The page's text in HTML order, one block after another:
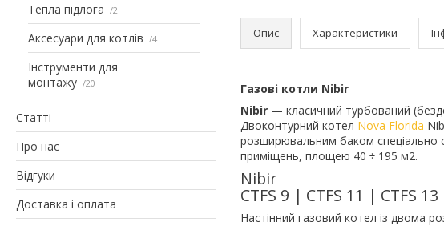
Тепла підлога 2
Аксесуари для котлів 4
Інструменти для
монтажу
20
Статті
Про нас
Відгуки
Доставка і оплата
Опис Характеристики
Газові котли Nibir
Nibir — класичний турбований
Двоконтурний котел Nova Florida
розширювальним баком спеціально
приміщень, площею 40 ÷ 195 м2.
Nibir
CTFS 9 | CTFS 11 | CTFS
Настінний газовий котел із двома